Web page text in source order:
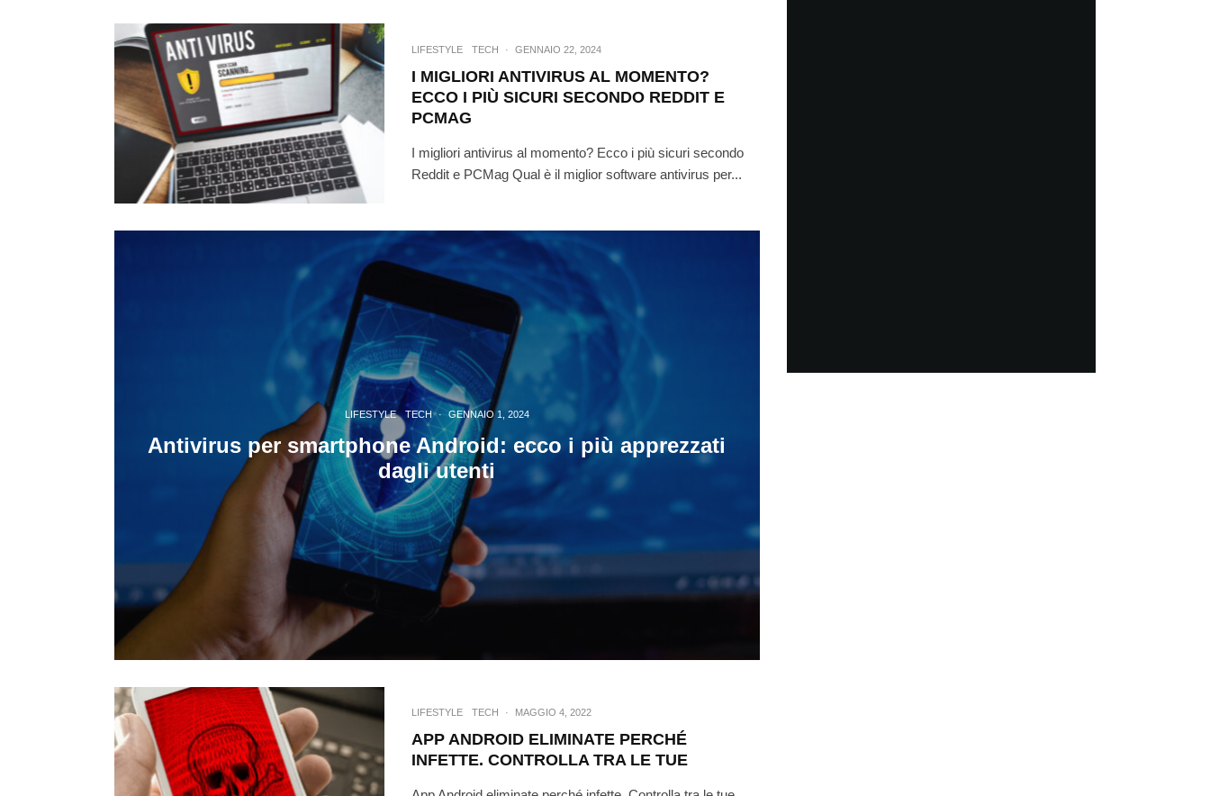
LIFESTYLE TECH · GENNAIO 22, 2024
I MIGLIORI ANTIVIRUS AL MOMENTO?
ECCO I PIÙ SICURI SECONDO REDDIT E
PCMAG
I migliori antivirus al momento? Ecco i più sicuri secondo
Reddit e PCMag Qual è il miglior software antivirus per...
LIFESTYLE TECH · GENNAIO 1, 2024
Antivirus per smartphone Android: ecco i più apprezzati
dagli utenti
LIFESTYLE TECH · MAGGIO 4, 2022
APP ANDROID ELIMINATE PERCHÉ
INFETTE. CONTROLLA TRA LE TUE